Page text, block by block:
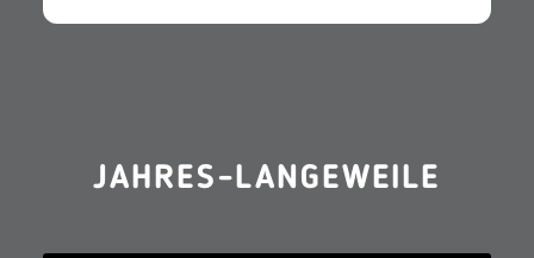
JAHRES-LANGEWEILE